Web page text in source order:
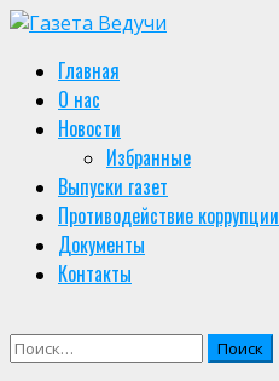
Skip
content
Primary
Menu
Главная
О нас
Новости
Избранные
Выпуски газет
Противодействие коррупции
Документы
Контакты
Найти: